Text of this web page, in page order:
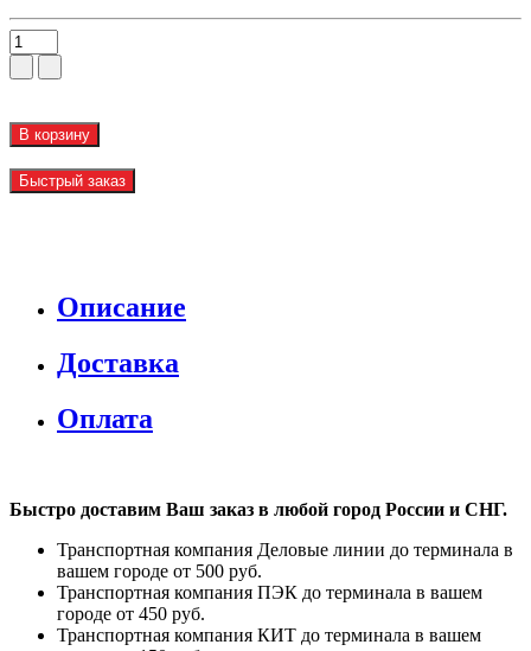
В корзину
Быстрый заказ
Описание
Доставка
Оплата
Быстро доставим Ваш заказ в любой город России и СНГ.
Транспортная компания Деловые линии до терминала в
вашем городе от 500 руб.
Транспортная компания ПЭК до терминала в вашем
городе от 450 руб.
Транспортная компания КИТ до терминала в вашем